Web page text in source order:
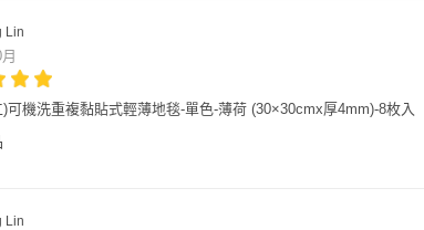
Lin
可機洗重複黏貼式輕薄地毯-單色-薄荷 (30×30cmx厚4mm)-8枚入
Lin